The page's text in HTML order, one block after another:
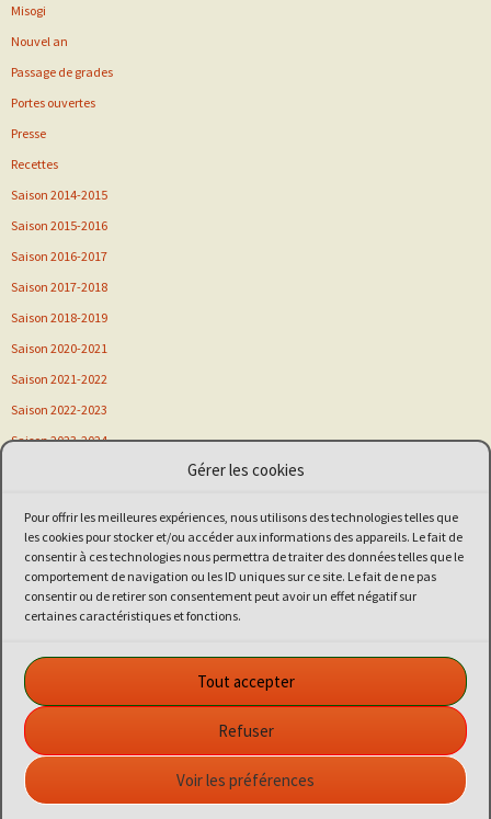
Gérer les cookies
Pour offrir les meilleures expériences, nous utilisons des technologies telles que
les cookies pour stocker et/ou accéder aux informations des appareils. Le fait de
consentir à ces technologies nous permettra de traiter des données telles que le
comportement de navigation ou les ID uniques sur ce site. Le fait de ne pas
consentir ou de retirer son consentement peut avoir un effet négatif sur
certaines caractéristiques et fonctions.
Tout accepter
Refuser
Voir les préférences
Misogi
Nouvel an
Passage de grades
Portes ouvertes
Presse
Recettes
Saison 2014-2015
Saison 2015-2016
Saison 2016-2017
Saison 2017-2018
Saison 2018-2019
Saison 2020-2021
Saison 2021-2022
Saison 2022-2023
Saison 2023-2024
Sortie
Stage
Vitalsport
Voeux de nouvel an
Kiaï Club de Guipavas
Dojo
: Complexe sportif de Kercoco - 80 rue du Commandant Challe
- 29490 GUIPAVAS
Association Kiaï Club affiliée à la FFAB, agrément ministériel
Jeunesse et Sport N° 06-S-83 du 7 octobre 1985 et du 3 décembre